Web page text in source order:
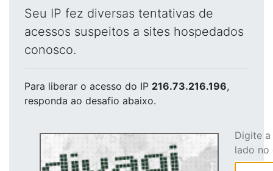
Seu IP fez diversas tentativas de
acessos suspeitos a sites hospedados
conosco.
Para liberar o acesso do IP 216.73.216.196,
responda ao desafio abaixo.
Digite
lado no